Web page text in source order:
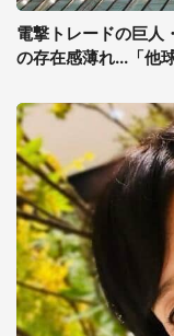
電撃トレードの巨人
の存在感薄れ...「他